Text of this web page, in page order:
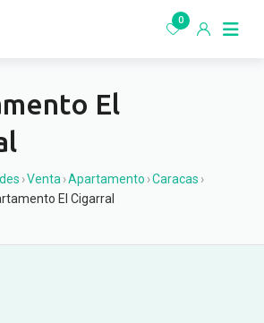
0
El
›Venta ›Apartamento ›Caracas ›
El Cigarral